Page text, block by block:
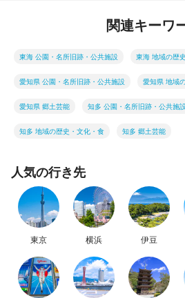
関連キーワ
東海 公園・名所旧跡・公共施設 東海 地域の歴
愛知県 公園・名所旧跡・公共施設 愛知県 地域
愛知県 郷土芸能 知多 公園・名所旧跡・公共施
知多 地域の歴史・文化・食 知多 郷土芸能
人気の行き先
東京 横浜 伊豆